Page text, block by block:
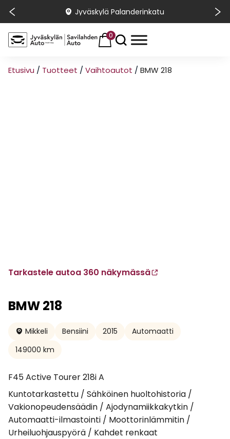
Jyväskylä Palanderinkatu
0
Etusivu / Tuotteet / Vaihtoautot / BMW 218
Tarkastele autoa 360 näkymässä
BMW 218
Mikkeli Bensiini 2015
Automaatti
149000 km
F45 Active Tourer 218i A
Kuntotarkastettu / Sähköinen huoltohistoria /
Vakionopeudensäädin / Ajodynamiikkakytkin /
Automaatti-ilmastointi / Moottorinlämmitin /
Urheiluohjauspyörä / Kahdet renkaat